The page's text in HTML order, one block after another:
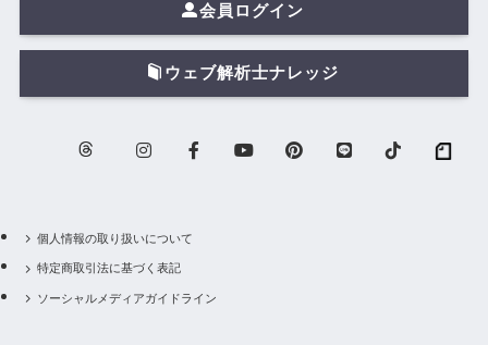
会員ログイン
ウェブ解析士ナレッジ
個人情報の取り扱いについて
特定商取引法に基づく表記
ソーシャルメディアガイドライン